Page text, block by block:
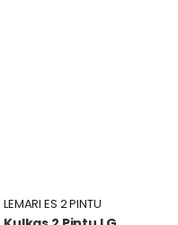
LEMARI ES 2 PINTU